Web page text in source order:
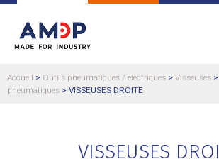
Accueil > Outils pneumatiques / électriques > Visseuses >
pneumatiques > VISSEUSES DROITE
VISSEUSES